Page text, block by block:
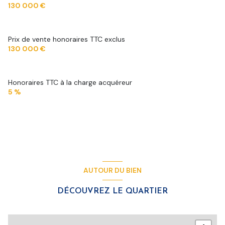
130 000 €
Prix de vente honoraires TTC exclus
130 000 €
Honoraires TTC à la charge acquéreur
5 %
AUTOUR DU BIEN
DÉCOUVREZ LE QUARTIER